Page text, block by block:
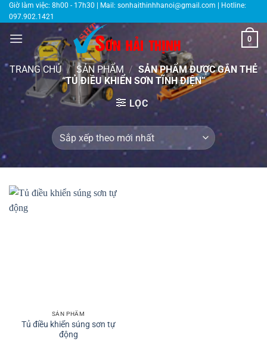
Bỏ
qua
nội
Giờ làm việc: 8h00 - 17h30 | Mail: sonhaithinhhanoi@gmail.com | Hotline:
097.902.1421
0
TRANG CHỦ / SẢN PHẨM / SẢN PHẨM ĐƯỢC GẮN THẺ
“TỦ ĐIỀU KHIỂN SƠN TĨNH ĐIỆN”
LỌC
SẢN PHẨM
Tủ điều khiển súng sơn tự
động